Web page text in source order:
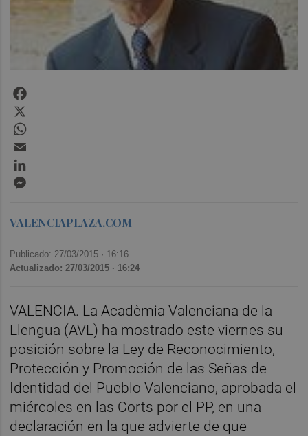
VALENCIAPLAZA.COM
Publicado: 27/03/2015 · 16:16
Actualizado: 27/03/2015 · 16:24
VALENCIA. La Acadèmia Valenciana de la
Llengua (AVL) ha mostrado este viernes su
posición sobre la Ley de Reconocimiento,
Protección y Promoción de las Señas de
Identidad del Pueblo Valenciano, aprobada el
miércoles en las Corts por el PP, en una
declaración en la que advierte de que